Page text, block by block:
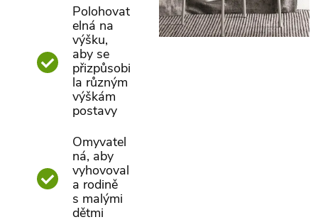
Polohovat
elná na
výšku,
aby se
přizpůsobi
la různým
výškám
postavy
Omyvatel
ná, aby
vyhovoval
a rodině
s malými
dětmi